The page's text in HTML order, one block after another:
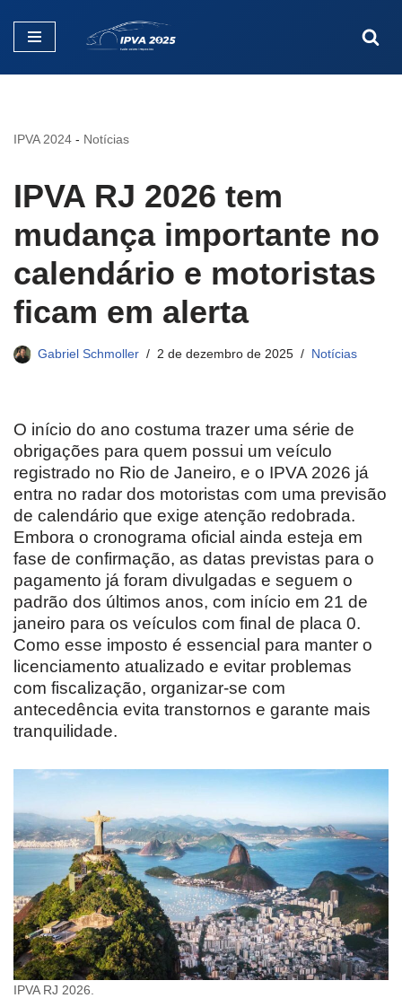
Pular
IPVA 2024 - Notícias
IPVA RJ 2026 tem
mudança importante no
calendário e motoristas
ficam em alerta
Gabriel Schmoller 2 de dezembro de 2025 Notícias
O início do ano costuma trazer uma série de
obrigações para quem possui um veículo
registrado no Rio de Janeiro, e o IPVA 2026 já
entra no radar dos motoristas com uma previsão
de calendário que exige atenção redobrada.
Embora o cronograma oficial ainda esteja em
fase de confirmação, as datas previstas para o
pagamento já foram divulgadas e seguem o
padrão dos últimos anos, com início em 21 de
janeiro para os veículos com final de placa 0.
Como esse imposto é essencial para manter o
licenciamento atualizado e evitar problemas
com fiscalização, organizar-se com
antecedência evita transtornos e garante mais
tranquilidade.
IPVA RJ 2026.